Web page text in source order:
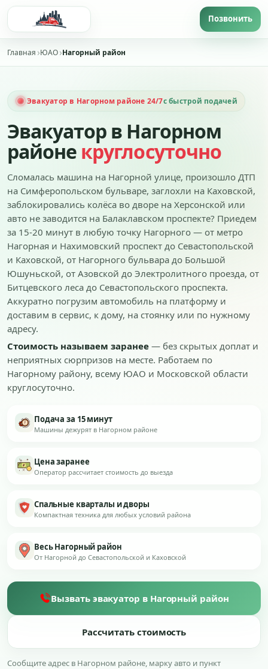
Главная ЮАО Нагорный район
Эвакуатор в Нагорном районе 24/7с быстрой подачей
Эвакуатор в Нагорном
районе круглосуточно
Сломалась машина на Нагорной улице, произошло ДТП
на Симферопольском бульваре, заглохли на Каховской,
заблокировались колёса во дворе на Херсонской или
авто не заводится на Балаклавском проспекте? Приедем
за 15-20 минут в любую точку Нагорного — от метро
Нагорная и Нахимовский проспект до Севастопольской
и Каховской, от Нагорного бульвара до Большой
Юшуньской, от Азовской до Электролитного проезда, от
Битцевского леса до Севастопольского проспекта.
Аккуратно погрузим автомобиль на платформу и
доставим в сервис, к дому, на стоянку или по нужному
адресу.
Стоимость называем заранее — без скрытых доплат и
неприятных сюрпризов на месте. Работаем по
Нагорному району, всему ЮАО и Московской области
круглосуточно.
Подача за 15 минут
Машины дежурят в Нагорном районе
Цена заранее
Оператор рассчитает стоимость до выезда
Спальные кварталы и дворы
Компактная техника для любых условий района
Весь Нагорный район
От Нагорной до Севастопольской и Каховской
Вызвать эвакуатор в Нагорный район
Рассчитать стоимость
Сообщите адрес в Нагорном районе, марку авто и пункт